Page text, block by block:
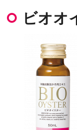
ビオオ